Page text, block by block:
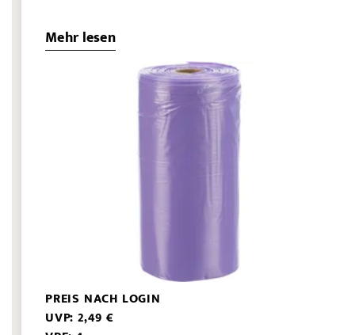
Mehr lesen
PREIS NACH LOGIN
UVP: 2,49 €